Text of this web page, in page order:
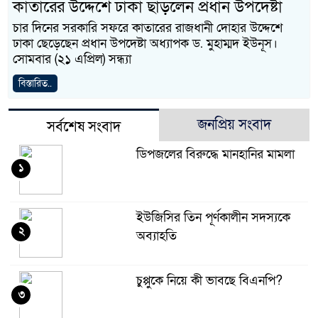
কাতারের উদ্দেশে ঢাকা ছাড়লেন প্রধান উপদেষ্টা
চার দিনের সরকারি সফরে কাতারের রাজধানী দোহার উদ্দেশে
ঢাকা ছেড়েছেন প্রধান উপদেষ্টা অধ্যাপক ড. মুহাম্মদ ইউনূস।
সোমবার (২১ এপ্রিল) সন্ধ্যা
বিস্তারিত..
সর্বশেষ সংবাদ জনপ্রিয় সংবাদ
ডিপজলের বিরুদ্ধে মানহানির মামলা
১
ইউজিসির তিন পূর্ণকালীন সদস্যকে
অব্যাহতি
২
চুপ্পুকে নিয়ে কী ভাবছে বিএনপি?
৩